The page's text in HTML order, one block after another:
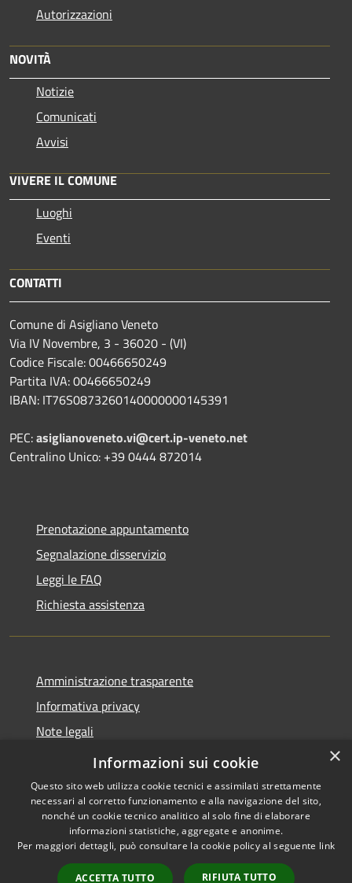
Autorizzazioni
NOVITÀ
Notizie
Comunicati
Avvisi
VIVERE IL COMUNE
Luoghi
Eventi
CONTATTI
Comune di Asigliano Veneto
Via IV Novembre, 3 - 36020 - (VI)
Codice Fiscale: 00466650249
Partita IVA: 00466650249
IBAN: IT76S0873260140000000145391
PEC:asiglianoveneto.vi@cert.ip-veneto.net
Centralino Unico: +39 0444 872014
Prenotazione appuntamento
Segnalazione disservizio
Leggi le FAQ
Richiesta assistenza
Amministrazione trasparente
Informativa privacy
Note legali
Dichiarazione di accessibilità
Accessibilità
Copyright © 2026 • Comune di
Asigliano Veneto • Powered by
Municipium• Accesso
×
Informazioni sui cookie
Questo sito web utilizza cookie tecnici e assimilati strettamente
necessari al corretto funzionamento e alla navigazione del sito,
nonché un cookie tecnico analitico al solo fine di elaborare
informazioni statistiche, aggregate e anonime.
Per maggiori dettagli, può consultare la cookie policy al seguente link
ACCETTA TUTTO RIFIUTA TUTTO